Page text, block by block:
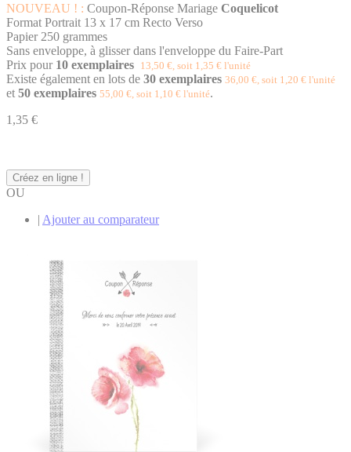
NOUVEAU ! : Coupon-Réponse Mariage Coquelicot
Format Portrait 13 x 17 cm Recto Verso
Papier 250 grammes
Sans enveloppe, à glisser dans l'enveloppe du Faire-Part
Prix pour 10 exemplaires 13,50 €, soit 1,35 € l'unité
Existe également en lots de 30 exemplaires 36,00 €, soit 1,20 € l'unité
et 50 exemplaires 55,00 €, soit 1,10 € l'unité.
1,35 €
Créez en ligne !
OU
| Ajouter au comparateur